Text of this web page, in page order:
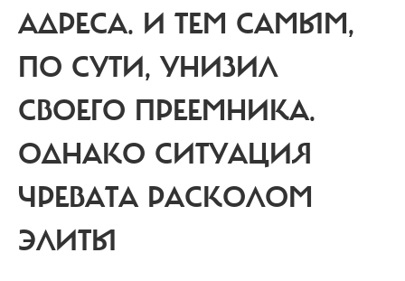
АДРЕСА. И ТЕМ САМЫМ,
ПО СУТИ, УНИЗИЛ
СВОЕГО ПРЕЕМНИКА.
ОДНАКО СИТУАЦИЯ
ЧРЕВАТА РАСКОЛОМ
ЭЛИТЫ